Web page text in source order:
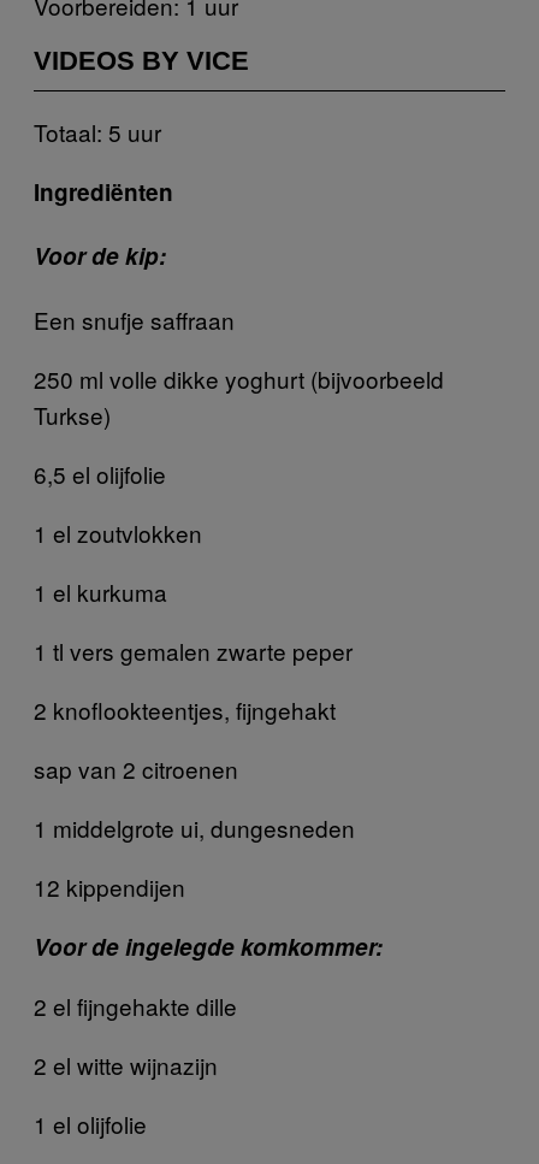
VIDEOS BY VICE
Totaal: 5 uur
Ingrediënten
Voor de kip:
Een snufje saffraan
250 ml volle dikke yoghurt (bijvoorbeeld
Turkse)
6,5 el olijfolie
1 el zoutvlokken
1 el kurkuma
1 tl vers gemalen zwarte peper
2 knoflookteentjes, fijngehakt
sap van 2 citroenen
1 middelgrote ui, dungesneden
12 kippendijen
Voor de ingelegde komkommer:
2 el fijngehakte dille
2 el witte wijnazijn
1 el olijfolie